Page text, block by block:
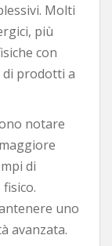
Molti
più
con
prodotti a
notare
di
uno
avanzata.